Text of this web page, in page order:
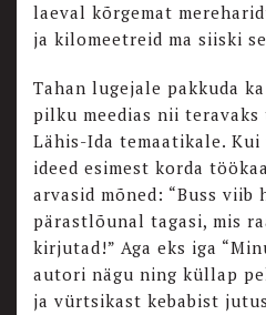
laeval kõrgemat
ja kilomeetreid ma siiski
Tahan lugejale pakkuda
pilku meedias nii
Lähis-Ida temaatikale.
ideed esimest korda
arvasid mõned: “Buss
pärastlõunal tagasi, mis
kirjutad!” Aga eks iga
autori nägu ning küllap
ja vürtsikast kebabist